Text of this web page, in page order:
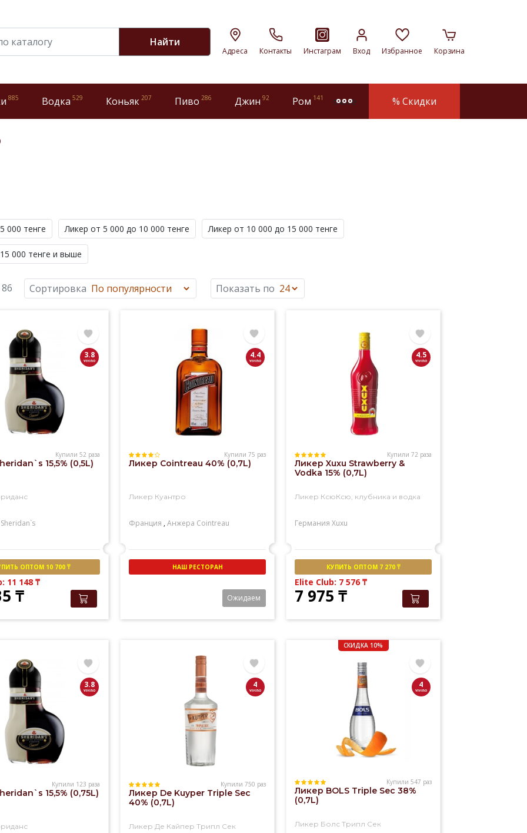
Найти
Адреса Контакты Инстаграм Вход Избранное Корзина
885 Водка 529 Коньяк 207 Пиво 286 Джин 92 Ром 141 more % Скидки
000 тенге Ликер от 5 000 до 10 000 тенге Ликер от 10 000 до 15 000 тенге
000 тенге и выше
Сортировка Показать по
3.8
Купили 52 раза
15,5% (0,5L)
Sheridan`s
ОПТОМ 10 700 ₸
11 148₸
₸
4.4
Купили 75 раз
Ликер Cointreau 40% (0,7L)
Ликер Куантро
Франция ,Анжера Cointreau
НАШ РЕСТОРАН
Ожидаем
4.5
Купили 72 раза
Ликер Xuxu Strawberry &
Vodka 15% (0,7L)
Ликер КсюКсю, клубника и водка
Германия Xuxu
КУПИТЬ ОПТОМ 7 270 ₸
Elite Club: 7 576₸
7 975₸
3.8
Купили 123 раза
15,5% (0,75L)
4
Купили 750 раз
Ликер De Kuyper Triple Sec
40% (0,7L)
Ликер Де Кайпер Трипл Сек
СКИДКА 10%
4
Купили 547 раз
Ликер BOLS Triple Sec 38%
(0,7L)
Ликер Болс Трипл Сек